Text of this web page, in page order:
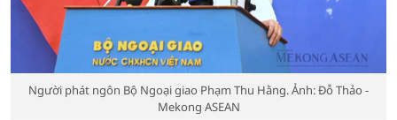
Người phát ngôn Bộ Ngoại giao Phạm Thu Hằng. Ảnh: Đỗ Thảo -
Mekong ASEAN